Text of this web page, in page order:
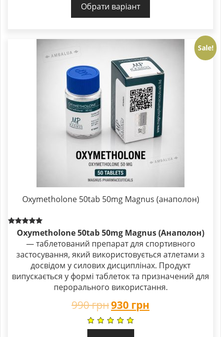
Обрати варіант
Sale!
Oxymetholone 50tab 50mg Magnus (анаполон)
Rated
5.00
out of 5
Oxymetholone 50tab 50mg Magnus (Анаполон)
— таблетований препарат для спортивного
застосування, який використовується атлетами з
досвідом у силових дисциплінах. Продукт
випускається у формі таблеток та призначений для
перорального використання.
990грн930 грн